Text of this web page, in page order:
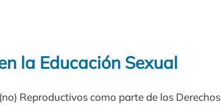
la Educación Sexual
Reproductivos como parte de los Derechos